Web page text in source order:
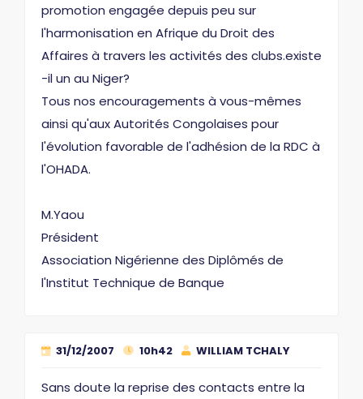
promotion engagée depuis peu sur
l'harmonisation en Afrique du Droit des
Affaires à travers les activités des clubs.existe
-il un au Niger?
Tous nos encouragements à vous-mêmes
ainsi qu'aux Autorités Congolaises pour
l'évolution favorable de l'adhésion de la RDC à
l'OHADA.
M.Yaou
Président
Association Nigérienne des Diplômés de
l'Institut Technique de Banque
31/12/2007 10h42 WILLIAM TCHALY
Sans doute la reprise des contacts entre la